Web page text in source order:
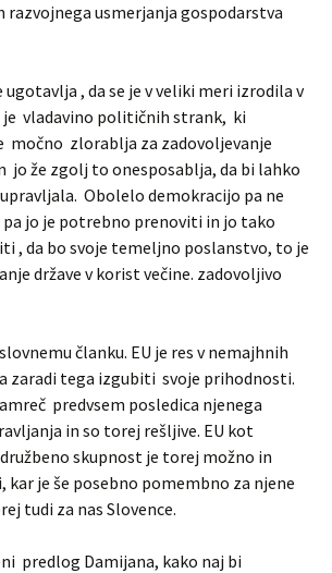
razvojnega usmerjanja gospodarstva
, da se je v veliki meri izrodila v
vladavino političnih strank, ki
močno zlorablja za zadovoljevanje
jo že zgolj to onesposablja, da bi lahko
Obolelo demokracijo pa ne
jo je potrebno prenoviti in jo tako
, da bo svoje temeljno poslanstvo, to je
države v korist večine. zadovoljivo
članku. EU je res v nemajhnih
zaradi tega izgubiti svoje prihodnosti.
predvsem posledica njenega
in so torej rešljive. EU kot
skupnost je torej možno in
je še posebno pomembno za njene
tudi za nas Slovence.
predlog Damijana, kako naj bi